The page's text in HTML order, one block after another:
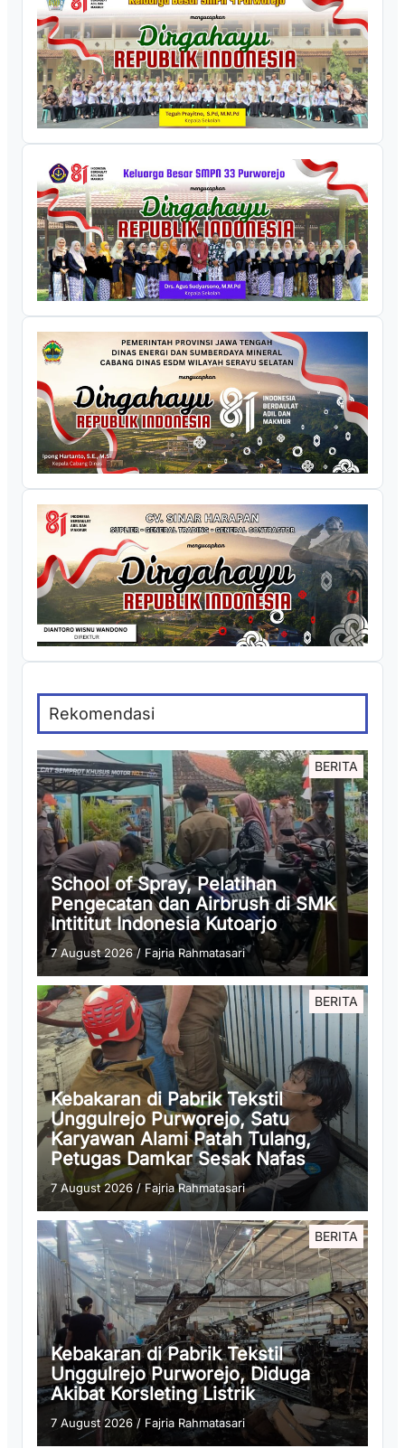
Rekomendasi
BERITA
School of Spray, Pelatihan
Pengecatan dan Airbrush di SMK
Intititut Indonesia Kutoarjo
7 August 2026/ Fajria Rahmatasari
BERITA
Kebakaran di Pabrik Tekstil
Unggulrejo Purworejo, Satu
Karyawan Alami Patah Tulang,
Petugas Damkar Sesak Nafas
7 August 2026 /Fajria Rahmatasari
BERITA
Kebakaran di Pabrik Tekstil
Unggulrejo Purworejo, Diduga
Akibat Korsleting Listrik
7 August 2026/ Fajria Rahmatasari